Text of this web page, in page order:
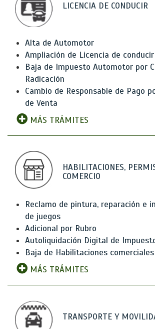
LICENCIA DE CONDUCIR
Alta de Automotor
Ampliación de Licencia de conducir
Baja de Impuesto Automotor por
Radicación
Cambio de Responsable de Pago
de Venta
MÁS TRÁMITES
HABILITACIONES,
COMERCIO
Reclamo de pintura, reparación e
de juegos
Adicional por Rubro
Autoliquidación Digital de
Baja de Habilitaciones comerciales
MÁS TRÁMITES
TRANSPORTE Y